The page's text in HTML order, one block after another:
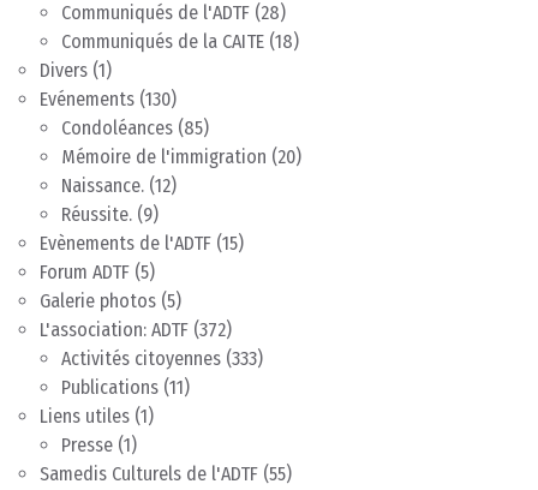
Communiqués de l'ADTF (28)
Communiqués de la CAITE (18)
Divers (1)
Evénements (130)
Condoléances (85)
Mémoire de l'immigration (20)
Naissance. (12)
Réussite. (9)
Evènements de l'ADTF (15)
Forum ADTF (5)
Galerie photos (5)
L'association: ADTF (372)
Activités citoyennes (333)
Publications (11)
Liens utiles (1)
Presse (1)
Samedis Culturels de l'ADTF (55)